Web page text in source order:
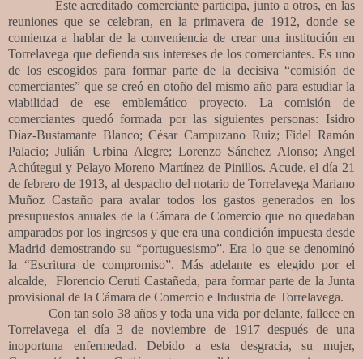
Este acreditado comerciante participa, junto a otros, en las
reuniones que se celebran, en la primavera de 1912, donde se
comienza a hablar de la conveniencia de crear una institución en
Torrelavega que defienda sus intereses de los comerciantes. Es uno
de los escogidos para formar parte de la decisiva “comisión de
comerciantes” que se creó en otoño del mismo año para estudiar la
viabilidad de ese emblemático proyecto. La comisión de
comerciantes quedó formada por las siguientes personas: Isidro
Díaz-Bustamante Blanco; César Campuzano Ruiz; Fidel Ramón
Palacio; Julián Urbina Alegre; Lorenzo Sánchez Alonso; Angel
Achútegui y Pelayo Moreno Martínez de Pinillos. Acude, el día 21
de febrero de 1913, al despacho del notario de Torrelavega Mariano
Muñoz Castaño para avalar todos los gastos generados en los
presupuestos anuales de la Cámara de Comercio que no quedaban
amparados por los ingresos y que era una condición impuesta desde
Madrid demostrando su “portuguesismo”. Era lo que se denominó
la “Escritura de compromiso”. Más adelante es elegido por el
alcalde, Florencio Ceruti Castañeda, para formar parte de la Junta
provisional de la Cámara de Comercio e Industria de Torrelavega.
Con tan solo 38 años y toda una vida por delante, fallece en
Torrelavega el día 3 de noviembre de 1917 después de una
inoportuna enfermedad. Debido a esta desgracia, su mujer,